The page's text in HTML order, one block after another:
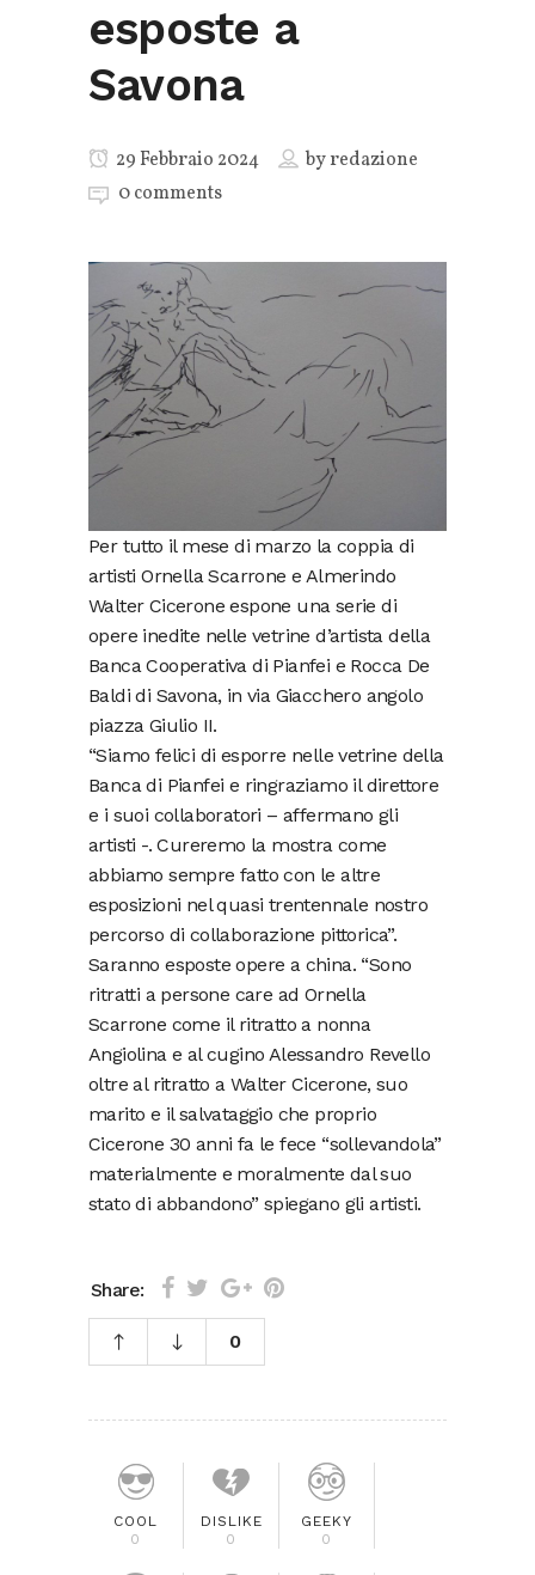
esposte a
Savona
29 Febbraio 2024 byredazione
0 comments
Per tutto il mese di marzo la coppia di
artisti Ornella Scarrone e Almerindo
Walter Cicerone espone una serie di
opere inedite nelle vetrine d’artista della
Banca Cooperativa di Pianfei e Rocca De
Baldi di Savona, in via Giacchero angolo
piazza Giulio II.
“Siamo felici di esporre nelle vetrine della
Banca di Pianfei e ringraziamo il direttore
e i suoi collaboratori – affermano gli
artisti -. Cureremo la mostra come
abbiamo sempre fatto con le altre
esposizioni nel quasi trentennale nostro
percorso di collaborazione pittorica”.
Saranno esposte opere a china. “Sono
ritratti a persone care ad Ornella
Scarrone come il ritratto a nonna
Angiolina e al cugino Alessandro Revello
oltre al ritratto a Walter Cicerone, suo
marito e il salvataggio che proprio
Cicerone 30 anni fa le fece “sollevandola”
materialmente e moralmente dal suo
stato di abbandono” spiegano gli artisti.
Share:
0
COOL
0
DISLIKE
0
GEEKY
0